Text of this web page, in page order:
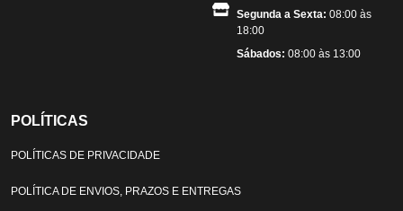
Segunda a Sexta: 08:00 às
18:00
Sábados: 08:00 às 13:00
POLÍTICAS
POLÍTICAS DE PRIVACIDADE
POLÍTICA DE ENVIOS, PRAZOS E ENTREGAS